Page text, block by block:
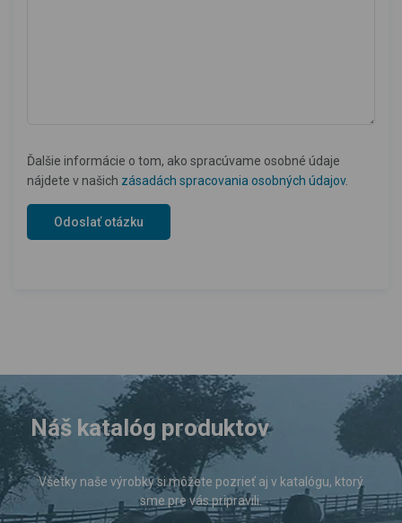
Ďalšie informácie o tom, ako spracúvame osobné údaje
nájdete v našich zásadách spracovania osobných údajov.
Náš katalóg produktov
Všetky naše výrobky si môžete pozrieť aj v katalógu, ktorý
sme pre vás pripravili.